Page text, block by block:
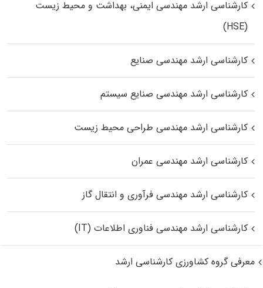
کارشناسی ارشد مهندسی ایمنی، بهداشت و محیط زیست
(HSE)
کارشناسی ارشد مهندسی صنایع
کارشناسی ارشد مهندسی صنایع سیستم
کارشناسی ارشد مهندسی طراحی محیط زیست
کارشناسی ارشد مهندسی عمران
کارشناسی ارشد مهندسی فرآوری و انتقال گاز
کارشناسی ارشد مهندسی فناوری اطلاعات (IT)
معرفی گروه کشاورزی کارشناسی ارشد